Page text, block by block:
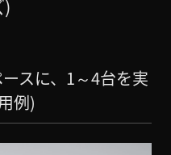
スに、1～4台を実
例)